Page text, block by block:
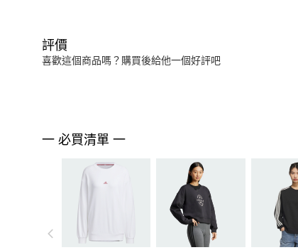
評價
喜歡這個商品嗎？購買後給他一個好評吧
一 必買清單 一